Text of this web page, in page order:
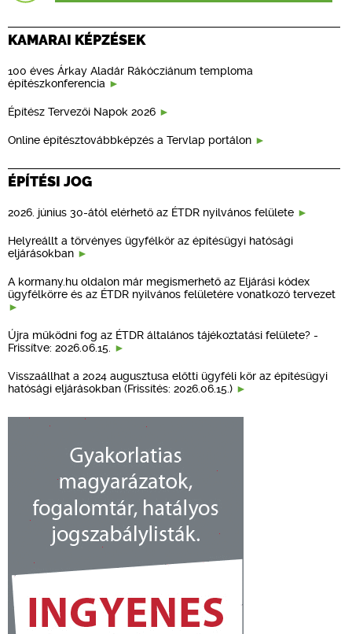
KAMARAI KÉPZÉSEK
100 éves Árkay Aladár Rákócziánum temploma
építészkonferencia
Építész Tervezői Napok 2026
Online építésztovábbképzés a Tervlap portálon
ÉPÍTÉSI JOG
2026. június 30-ától elérhető az ÉTDR nyilvános felülete
Helyreállt a törvényes ügyfélkör az építésügyi hatósági
eljárásokban
A kormany.hu oldalon már megismerhető az Eljárási kódex
ügyfélkörre és az ÉTDR nyilvános felületére vonatkozó tervezet
Újra működni fog az ÉTDR általános tájékoztatási felülete? -
Frissítve: 2026.06.15.
Visszaállhat a 2024 augusztusa előtti ügyféli kör az építésügyi
hatósági eljárásokban (Frissítés: 2026.06.15.)